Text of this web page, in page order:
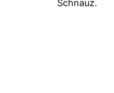
Schnauz.